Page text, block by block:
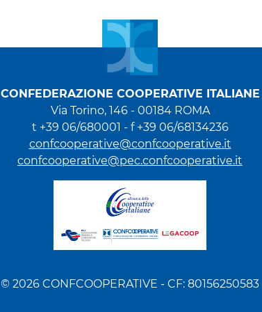
CONFEDERAZIONE COOPERATIVE ITALIANE
Via Torino, 146 - 00184 ROMA
t +39 06/680001 - f +39 06/68134236
confcooperative@confcooperative.it
confcooperative@pec.confcooperative.it
© 2026 CONFCOOPERATIVE - CF: 80156250583